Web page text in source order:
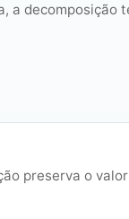
a decomposição
preserva o